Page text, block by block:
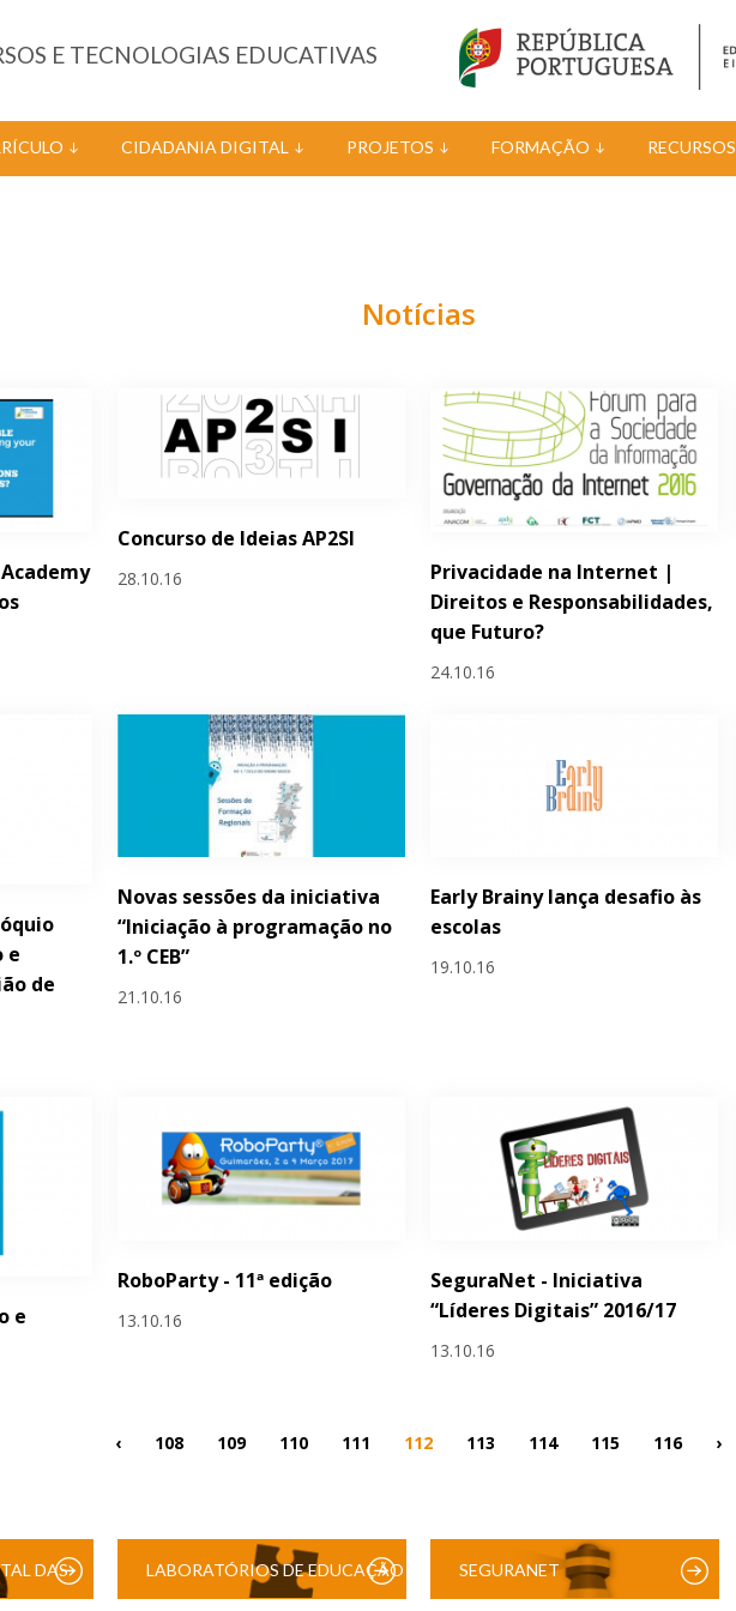
E TECNOLOGIAS EDUCATIVAS
CIDADANIA DIGITAL PROJETOS FORMAÇÃO RECURSOS
Notícias
Concurso de Ideias AP2SI
28.10.16
Privacidade na Internet |
Direitos e Responsabilidades,
que Futuro?
24.10.16
e
de
Novas sessões da iniciativa
“Iniciação à programação no
1.º CEB”
21.10.16
Early Brainy lança desafio às
escolas
19.10.16
e
RoboParty - 11ª edição
13.10.16
SeguraNet - Iniciativa
“Líderes Digitais” 2016/17
13.10.16
‹ 108 109 110 111 112 113 114 115 116 ›
DAS LABORATÓRIOS DE EDUCAÇÃO SEGURANET